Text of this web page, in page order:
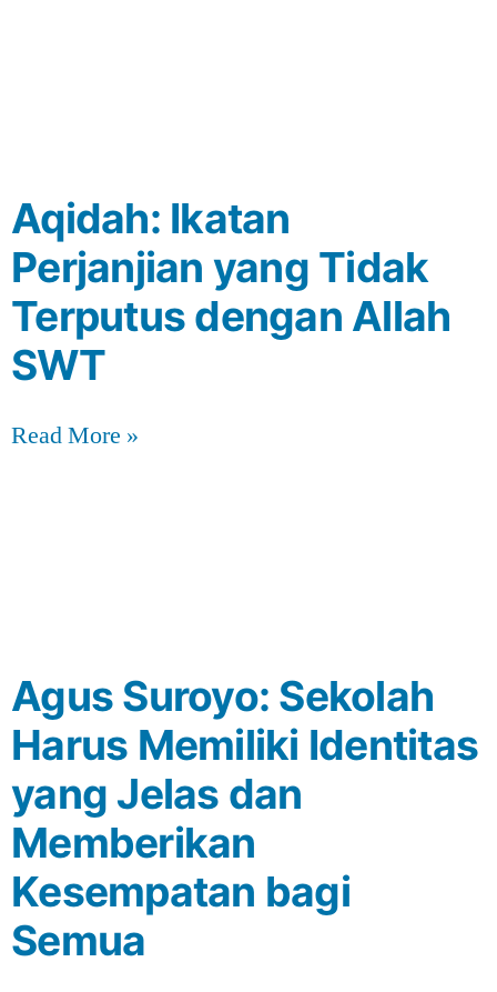
Aqidah: Ikatan
Perjanjian yang Tidak
Terputus dengan Allah
SWT
Read More »
Agus Suroyo: Sekolah
Harus Memiliki Identitas
yang Jelas dan
Memberikan
Kesempatan bagi
Semua